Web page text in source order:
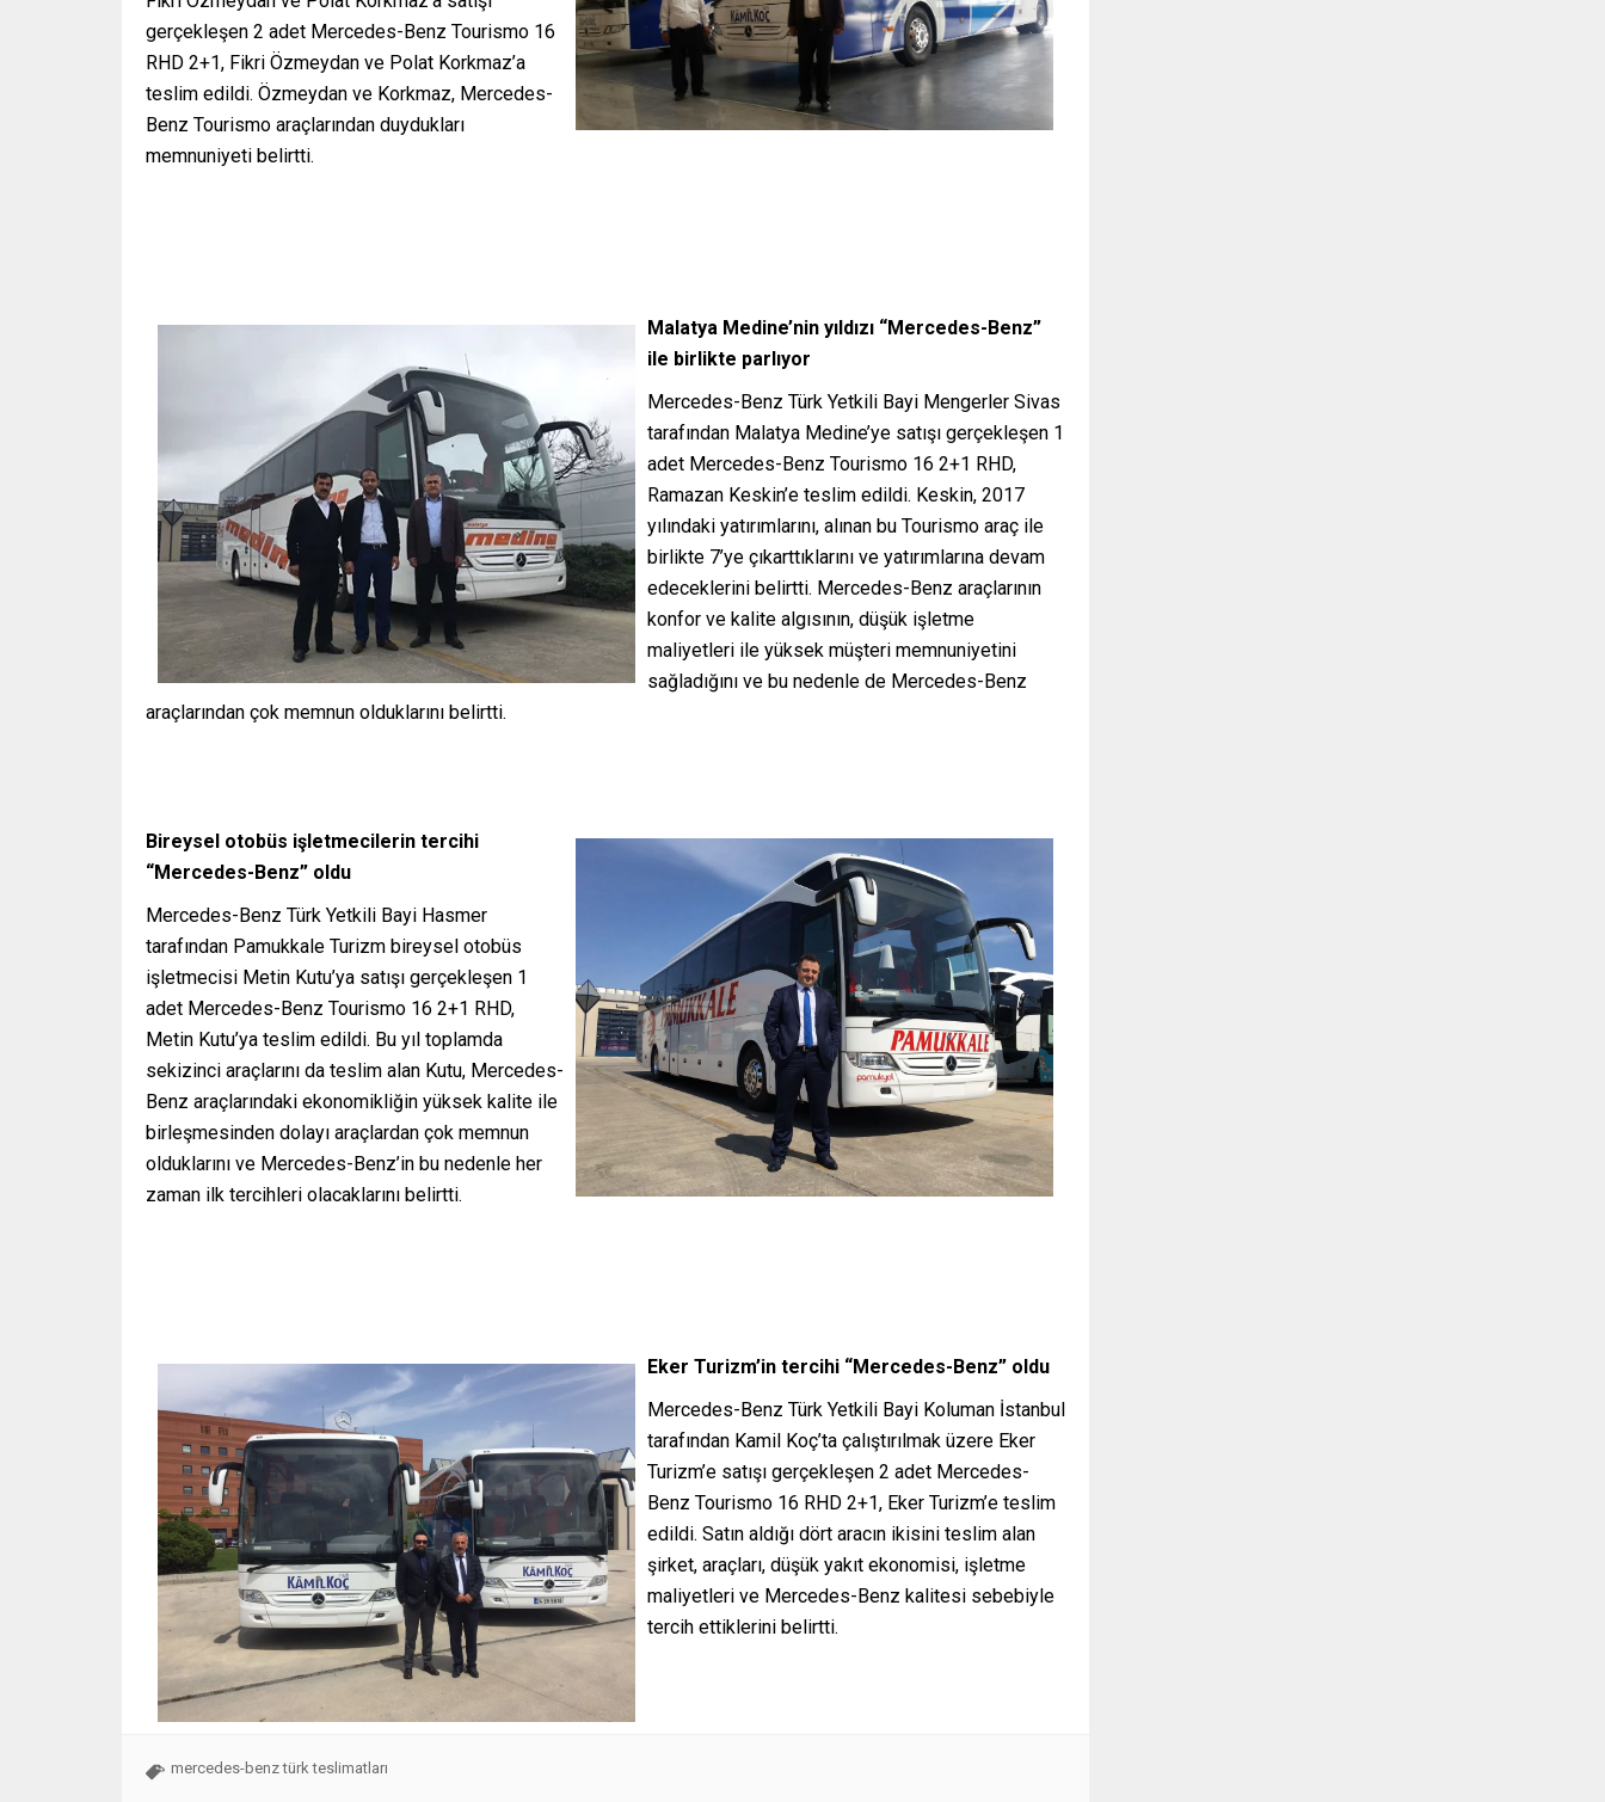
gerçekleşen 2 adet Mercedes-Benz Tourismo 16
RHD 2+1, Fikri Özmeydan ve Polat Korkmaz’a
teslim edildi. Özmeydan ve Korkmaz, Mercedes-
Benz Tourismo araçlarından duydukları
memnuniyeti belirtti.
Malatya Medine’nin yıldızı “Mercedes-Benz”
ile birlikte parlıyor
Mercedes-Benz Türk Yetkili Bayi Mengerler Sivas
tarafından Malatya Medine’ye satışı gerçekleşen 1
adet Mercedes-Benz Tourismo 16 2+1 RHD,
Ramazan Keskin’e teslim edildi. Keskin, 2017
yılındaki yatırımlarını, alınan bu Tourismo araç ile
birlikte 7’ye çıkarttıklarını ve yatırımlarına devam
edeceklerini belirtti. Mercedes-Benz araçlarının
konfor ve kalite algısının, düşük işletme
maliyetleri ile yüksek müşteri memnuniyetini
sağladığını ve bu nedenle de Mercedes-Benz
araçlarından çok memnun olduklarını belirtti.
Bireysel otobüs işletmecilerin tercihi
“Mercedes-Benz” oldu
Mercedes-Benz Türk Yetkili Bayi Hasmer
tarafından Pamukkale Turizm bireysel otobüs
işletmecisi Metin Kutu’ya satışı gerçekleşen 1
adet Mercedes-Benz Tourismo 16 2+1 RHD,
Metin Kutu’ya teslim edildi. Bu yıl toplamda
sekizinci araçlarını da teslim alan Kutu, Mercedes-
Benz araçlarındaki ekonomikliğin yüksek kalite ile
birleşmesinden dolayı araçlardan çok memnun
olduklarını ve Mercedes-Benz’in bu nedenle her
zaman ilk tercihleri olacaklarını belirtti.
Eker Turizm’in tercihi “Mercedes-Benz” oldu
Mercedes-Benz Türk Yetkili Bayi Koluman İstanbul
tarafından Kamil Koç’ta çalıştırılmak üzere Eker
Turizm’e satışı gerçekleşen 2 adet Mercedes-
Benz Tourismo 16 RHD 2+1, Eker Turizm’e teslim
edildi. Satın aldığı dört aracın ikisini teslim alan
şirket, araçları, düşük yakıt ekonomisi, işletme
maliyetleri ve Mercedes-Benz kalitesi sebebiyle
tercih ettiklerini belirtti.
mercedes-benz türk teslimatları